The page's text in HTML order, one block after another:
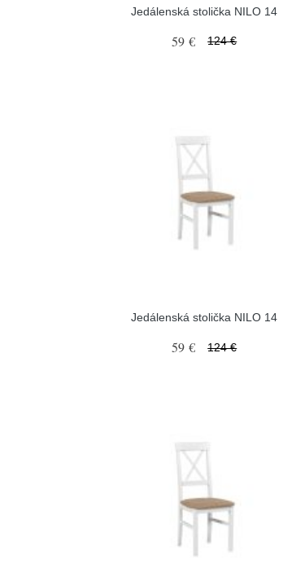
Jedálenská stolička NILO 14
59 € 124 €
Jedálenská stolička NILO 14
59 € 124 €